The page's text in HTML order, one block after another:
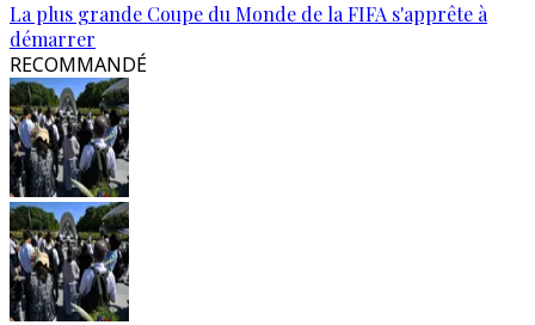
La plus grande Coupe du Monde de la FIFA s'apprête à
démarrer
RECOMMANDÉ